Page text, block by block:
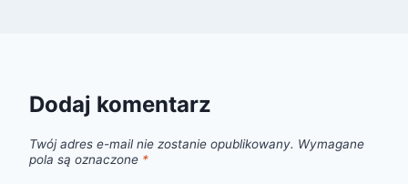
Dodaj komentarz
Twój adres e-mail nie zostanie opublikowany. Wymagane
pola są oznaczone *